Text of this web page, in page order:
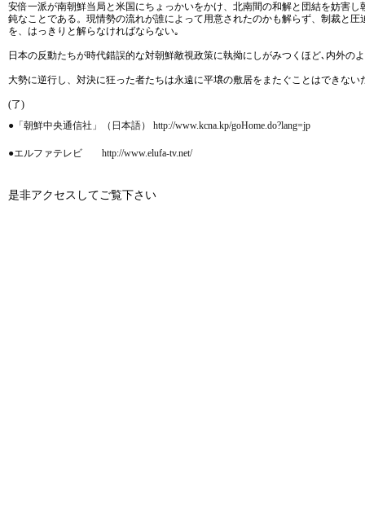
安倍一派が南朝鮮当局と米国にちょっかいをかけ、北南間の和解と団結を妨害
鈍なことである。現情勢の流れが誰によって用意されたのかも解らず、制裁と
を、はっきりと解らなければならない｡
日本の反動たちが時代錯誤的な対朝鮮敵視政策に執拗にしがみつくほど､内外の
大勢に逆行し、対決に狂った者たちは永遠に平壌の敷居をまたぐことはできない
(了)
●「朝鮮中央通信社」（日本語） http://www.kcna.kp/goHome.do?lang=jp
●エルファテレビ http://www.elufa-tv.net/
是非アクセスしてご覧下さい